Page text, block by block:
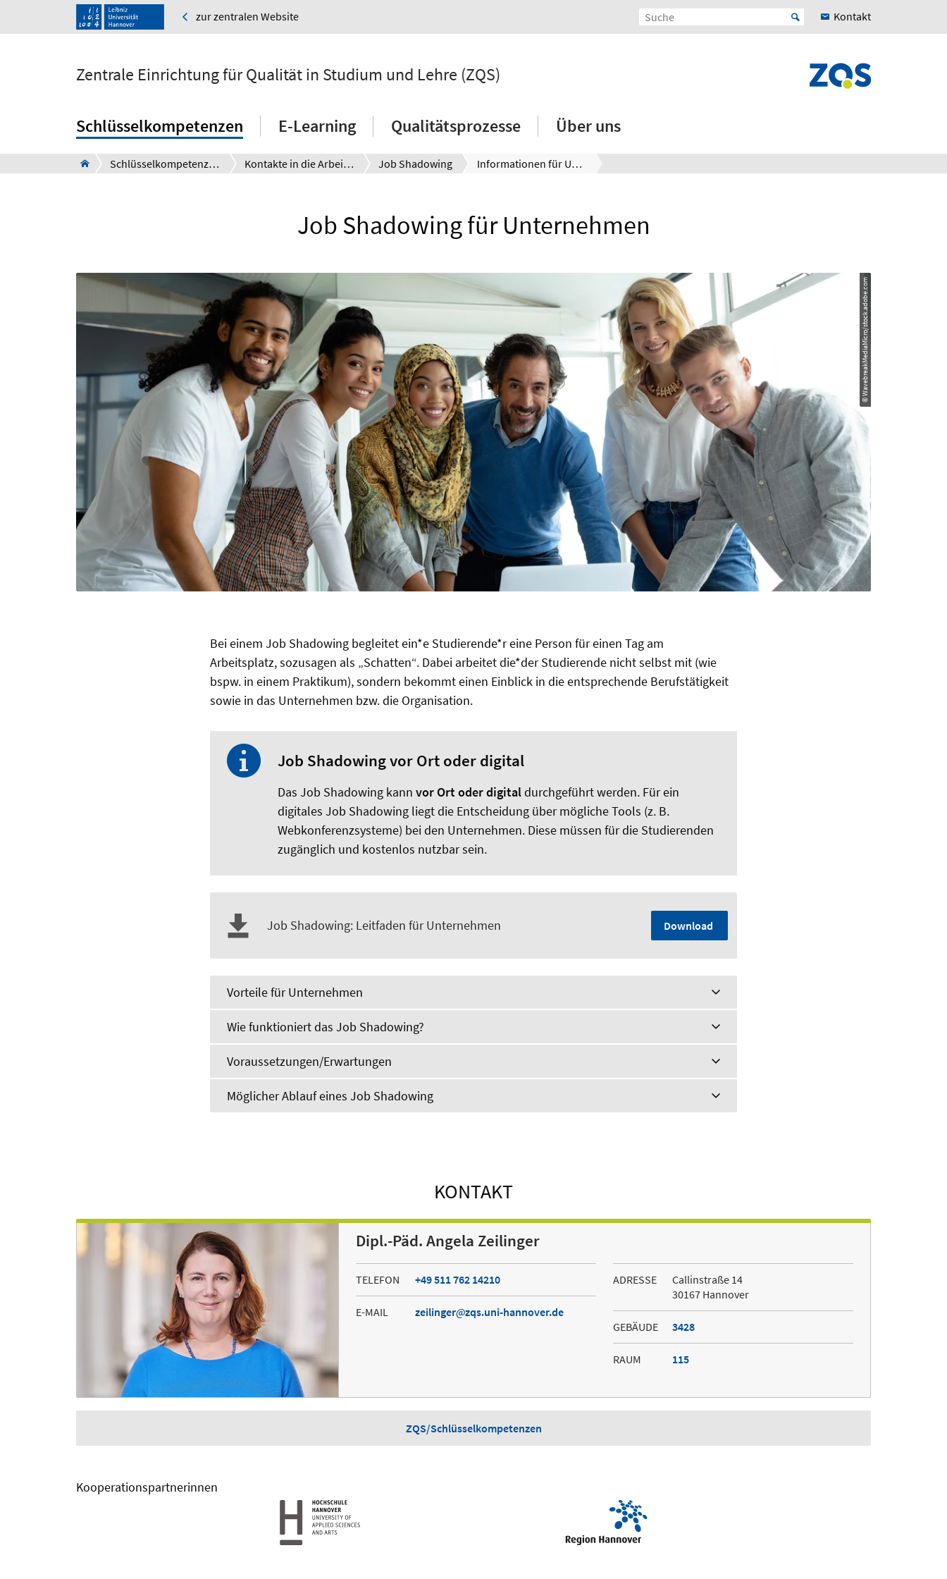
zur zentralen Website Kontakt
Zentrale Einrichtung für Qualität in Studium und Lehre (ZQS)
Schlüsselkompetenzen E-Learning Qualitätsprozesse Über uns
Schlüsselkompetenzen Kontakte in die Arbeitswelt Job Shadowing Informationen für Unternehmen
Job Shadowing für Unternehmen
© WavebreakMediaMicro/stock.adobe.com
Bei einem Job Shadowing begleitet ein*e Studierende*r eine Person für einen Tag am
Arbeitsplatz, sozusagen als „Schatten“. Dabei arbeitet die*der Studierende nicht selbst mit (wie
bspw. in einem Praktikum), sondern bekommt einen Einblick in die entsprechende Berufstätigkeit
sowie in das Unternehmen bzw. die Organisation.
Job Shadowing vor Ort oder digital
Das Job Shadowing kann vor Ort oder digitaldurchgeführt werden. Für ein
digitales Job Shadowing liegt die Entscheidung über mögliche Tools (z. B.
Webkonferenzsysteme) bei den Unternehmen. Diese müssen für die Studierenden
zugänglich und kostenlos nutzbar sein.
Job Shadowing: Leitfaden für Unternehmen Download
Vorteile für Unternehmen
Wie funktioniert das Job Shadowing?
Voraussetzungen/Erwartungen
Möglicher Ablauf eines Job Shadowing
KONTAKT
Dipl.-Päd. Angela Zeilinger
TELEFON +49 511 762 14210
E-MAIL zeilinger zqs.uni-hannover.de
ADRESSE
Callinstraße 14
30167 Hannover
GEBÄUDE 3428
RAUM 115
ZQS/Schlüsselkompetenzen
Kooperationspartnerinnen